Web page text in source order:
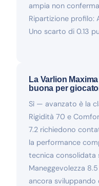
ampia non
Ripartizione profilo:
Uno scarto di 0.13
La Varlion
buona per
Sì — avanzato è la
Rigidità 70 e
7.2 richiedono
la performance
tecnica consolidata
Maneggevolezza
ancora sviluppando